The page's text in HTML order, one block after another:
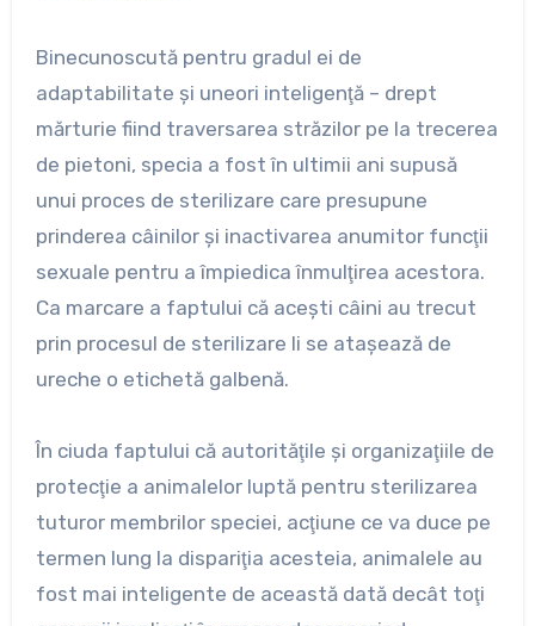
Binecunoscută pentru gradul ei de
adaptabilitate şi uneori inteligenţă – drept
mărturie fiind traversarea străzilor pe la trecerea
de pietoni, specia a fost în ultimii ani supusă
unui proces de sterilizare care presupune
prinderea câinilor şi inactivarea anumitor funcţii
sexuale pentru a împiedica înmulţirea acestora.
Ca marcare a faptului că aceşti câini au trecut
prin procesul de sterilizare li se ataşează de
ureche o etichetă galbenă.
În ciuda faptului că autorităţile şi organizaţiile de
protecţie a animalelor luptă pentru sterilizarea
tuturor membrilor speciei, acţiune ce va duce pe
termen lung la dispariţia acesteia, animalele au
fost mai inteligente de această dată decât toţi